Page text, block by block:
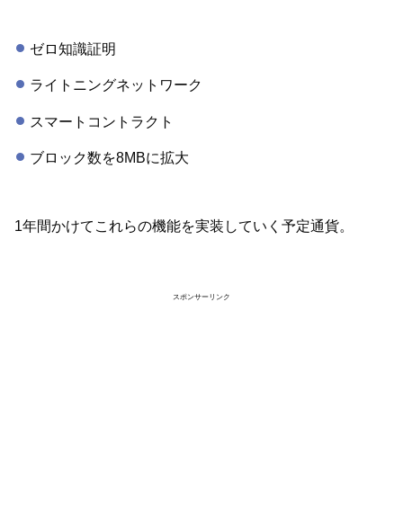
ゼロ知識証明
ライトニングネットワーク
スマートコントラクト
ブロック数を8MBに拡大
1年間かけてこれらの機能を実装していく予定通貨。
スポンサーリンク